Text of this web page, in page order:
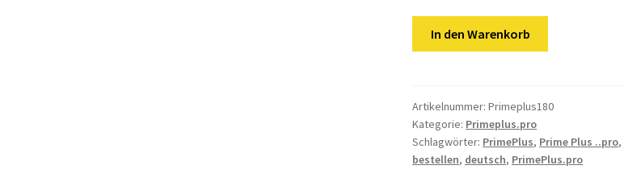
180
Tage
Premium
Key
In den Warenkorb
Artikelnummer:Primeplus180
Kategorie: Primeplus.pro
Schlagwörter: PrimePlus, Prime Plus ..pro,
bestellen, deutsch, PrimePlus.pro